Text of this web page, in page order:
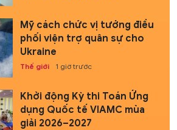
Mỹ cách chức vị tướng điều
phối viện trợ quân sự cho
Ukraine
Thế giới 1 giờ trước
Khởi động Kỳ thi Toán Ứng
dụng Quốc tế VIAMC mùa
giải 2026–2027